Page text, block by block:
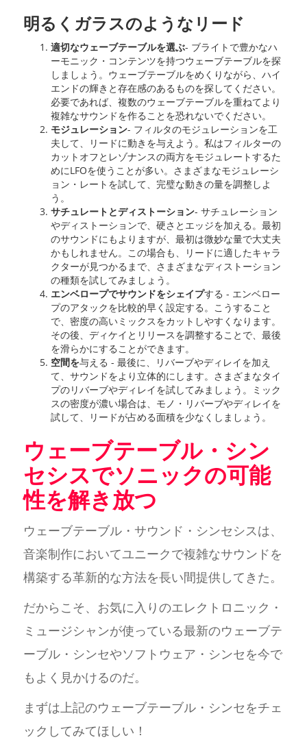
明るくガラスのようなリード
適切なウェーブテーブルを選ぶ- ブライトで豊かなハ
ーモニック・コンテンツを持つウェーブテーブルを探
しましょう。ウェーブテーブルをめくりながら、ハイ
エンドの輝きと存在感のあるものを探してください。
必要であれば、複数のウェーブテーブルを重ねてより
複雑なサウンドを作ることを恐れないでください。
モジュレーション- フィルタのモジュレーションを工
夫して、リードに動きを与えよう。私はフィルターの
カットオフとレゾナンスの両方をモジュレートするた
めにLFOを使うことが多い。さまざまなモジュレーシ
ョン・レートを試して、完璧な動きの量を調整しよ
う。
サチュレートとディストーション- サチュレーション
やディストーションで、硬さとエッジを加える。最初
のサウンドにもよりますが、最初は微妙な量で大丈夫
かもしれません。この場合も、リードに適したキャラ
クターが見つかるまで、さまざまなディストーション
の種類を試してみましょう。
エンベロープでサウンドをシェイプする - エンベロー
プのアタックを比較的早く設定する。こうすること
で、密度の高いミックスをカットしやすくなります。
その後、ディケイとリリースを調整することで、最後
を滑らかにすることができます。
空間を与える - 最後に、リバーブやディレイを加え
て、サウンドをより立体的にします。さまざまなタイ
プのリバーブやディレイを試してみましょう。ミック
スの密度が濃い場合は、モノ・リバーブやディレイを
試して、リードが占める面積を少なくしましょう。
ウェーブテーブル・シン
セシスでソニックの可能
性を解き放つ
ウェーブテーブル・サウンド・シンセシスは、
音楽制作においてユニークで複雑なサウンドを
構築する革新的な方法を長い間提供してきた。
だからこそ、お気に入りのエレクトロニック・
ミュージシャンが使っている最新のウェーブテ
ーブル・シンセやソフトウェア・シンセを今で
もよく見かけるのだ。
まずは上記のウェーブテーブル・シンセをチェ
ックしてみてほしい！